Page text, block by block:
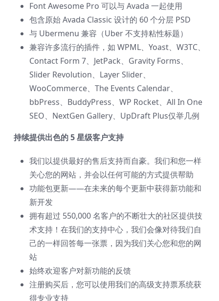
Font Awesome Pro 可以与 Avada 一起使用
包含原始 Avada Classic 设计的 60 个分层 PSD
与 Ubermenu 兼容（Uber 不支持粘性标题）
兼容许多流行的插件，如 WPML、Yoast、W3TC、
Contact Form 7、JetPack、Gravity Forms、
Slider Revolution、Layer Slider、
WooCommerce、The Events Calendar、
bbPress、BuddyPress、WP Rocket、All In One
SEO、NextGen Gallery、UpDraft Plus仅举几例
持续提供出色的 5 星级客户支持
我们以提供最好的售后支持而自豪。我们和您一样
关心您的网站，并会以任何可能的方式提供帮助
功能包更新——在未来的每个更新中获得新功能和
新开发
拥有超过 550,000 名客户的不断壮大的社区提供技
术支持！在我们的支持中心，我们会像对待我们自
己的一样回答每一张票，因为我们关心您和您的网
站
始终欢迎客户对新功能的反馈
注册购买后，您可以使用我们的高级支持票系统获
得专业支持